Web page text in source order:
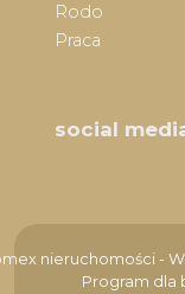
Rodo
Praca
social
nieruchomości -
Program dla